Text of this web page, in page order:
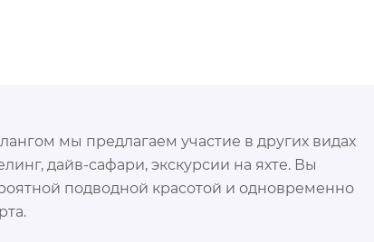
мы предлагаем участие в других видах
дайв-сафари, экскурсии на яхте. Вы
подводной красотой и одновременно